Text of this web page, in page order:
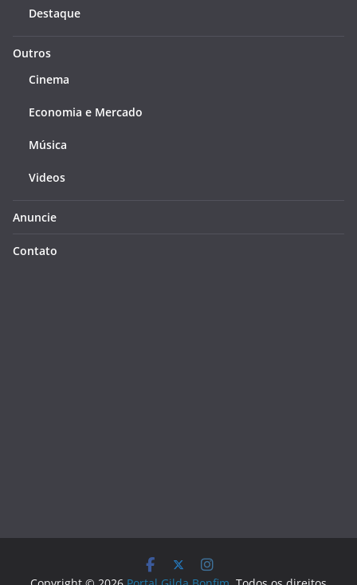
Destaque
Outros
Cinema
Economia e Mercado
Música
Videos
Anuncie
Contato